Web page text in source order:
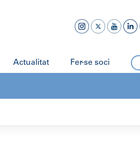
Actualitat Fer-se soci